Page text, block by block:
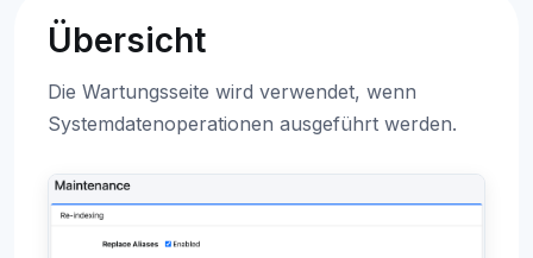
Übersicht
Die Wartungsseite wird verwendet, wenn
Systemdatenoperationen ausgeführt werden.